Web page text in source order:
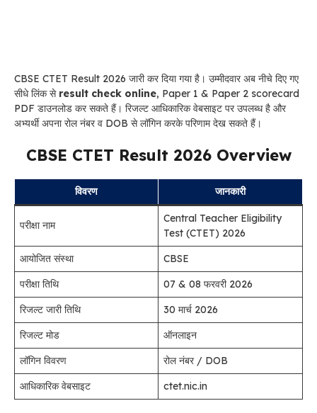
CBSE CTET Result 2026 जारी कर दिया गया है। उम्मीदवार अब नीचे दिए गए
सीधे लिंक से result check online, Paper 1 & Paper 2 scorecard
PDF डाउनलोड कर सकते हैं। रिजल्ट आधिकारिक वेबसाइट पर उपलब्ध है और
अभ्यर्थी अपना रोल नंबर व DOB से लॉगिन करके परिणाम देख सकते हैं।
CBSE CTET Result 2026 Overview
विवरण जानकारी
परीक्षा नाम
Central Teacher Eligibility
Test (CTET) 2026
आयोजित संस्था
CBSE
परीक्षा तिथि
07 & 08 फरवरी 2026
रिजल्ट जारी तिथि
30 मार्च 2026
रिजल्ट मोड
ऑनलाइन
लॉगिन विवरण
रोल नंबर / DOB
आधिकारिक वेबसाइट
ctet.nic.in